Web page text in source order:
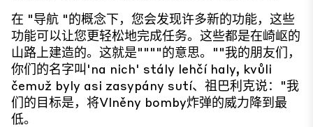
在 "导航 "的概念下，您会发现许多新的功能，这些
功能可以让您更轻松地完成任务。这些都是在崎岖的
山路上建造的。这就是""""的意思。""我的朋友们，
你们的名字叫'na nich' stály lehčí haly, kvůli
čemuž byly asi zasypány sutí、祖巴利克说："我
们的目标是，将Vlněny bomby炸弹的威力降到最
低。